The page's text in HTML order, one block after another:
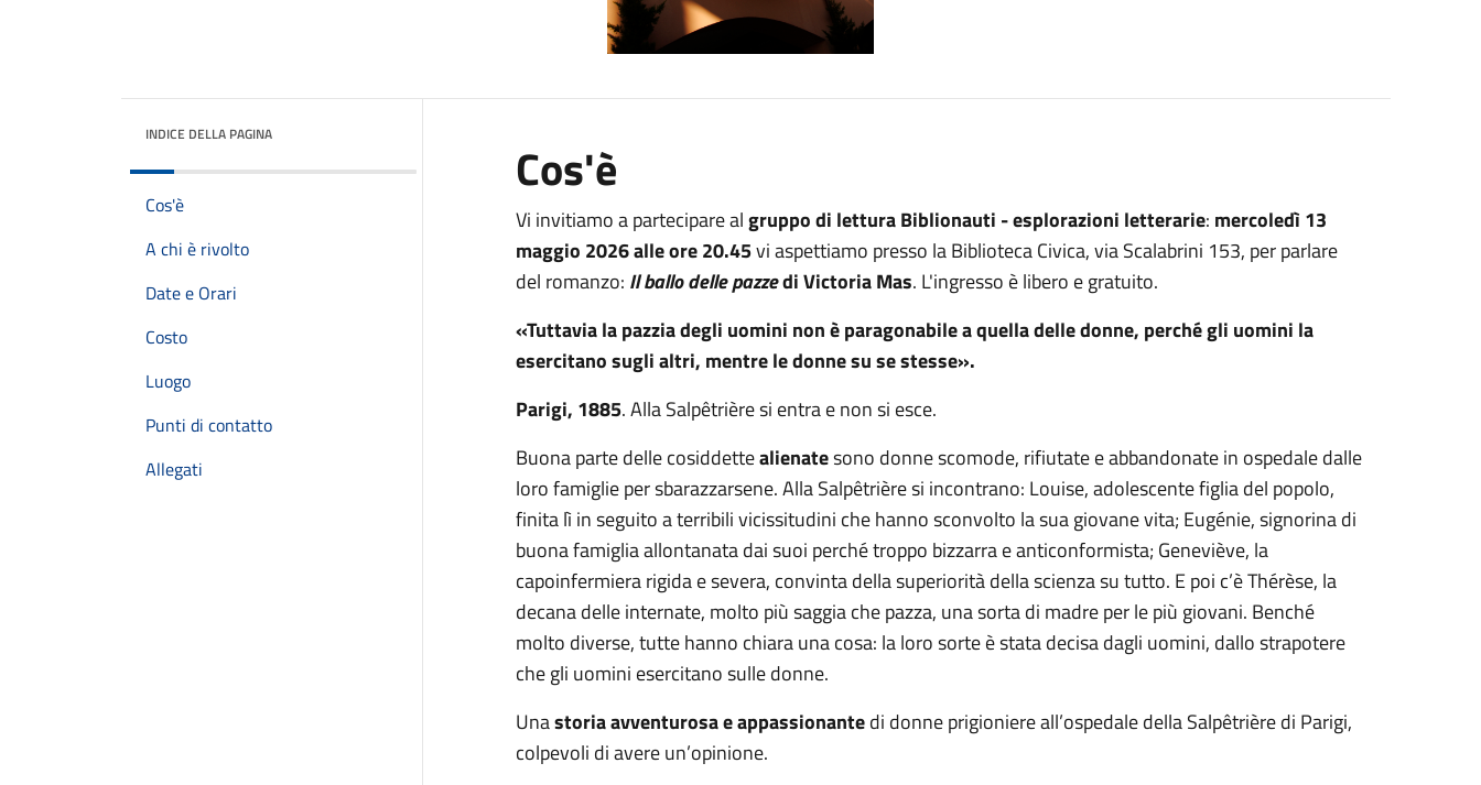
INDICE DELLA PAGINA
Cos'è
A chi è rivolto
Date e Orari
Costo
Luogo
Punti di contatto
Allegati
Cos'è
Vi invitiamo a partecipare algruppo di lettura Biblionauti - esplorazioni letterarie: mercoledì 13
maggio 2026 alle ore 20.45vi aspettiamo presso la Biblioteca Civica, via Scalabrini 153, per parlare
del romanzo: Il ballo delle pazzedi Victoria Mas. L'ingresso è libero e gratuito.
«Tuttavia la pazzia degli uomini non è paragonabile a quella delle donne, perché gli uomini la
esercitano sugli altri, mentre le donne su se stesse».
Parigi, 1885. Alla Salpêtrière si entra e non si esce.
Buona parte delle cosiddettealienatesono donne scomode, rifiutate e abbandonate in ospedale dalle
loro famiglie per sbarazzarsene. Alla Salpêtrière si incontrano: Louise, adolescente figlia del popolo,
finita lì in seguito a terribili vicissitudini che hanno sconvolto la sua giovane vita; Eugénie, signorina di
buona famiglia allontanata dai suoi perché troppo bizzarra e anticonformista; Geneviève, la
capoinfermiera rigida e severa, convinta della superiorità della scienza su tutto. E poi c’è Thérèse, la
decana delle internate, molto più saggia che pazza, una sorta di madre per le più giovani. Benché
molto diverse, tutte hanno chiara una cosa: la loro sorte è stata decisa dagli uomini, dallo strapotere
che gli uomini esercitano sulle donne.
Unastoria avventurosa e appassionantedi donne prigioniere all’ospedale della Salpêtrière di Parigi,
colpevoli di avere un’opinione.